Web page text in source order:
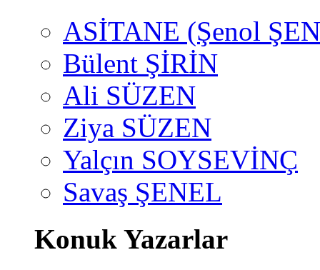
ASİTANE (Şenol
Bülent ŞİRİN
Ali SÜZEN
Ziya SÜZEN
Yalçın SOYSEVİNÇ
Savaş ŞENEL
Konuk Yazarlar